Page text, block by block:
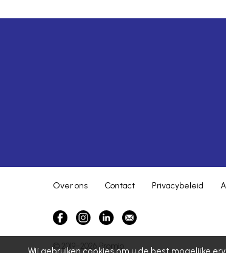
Over ons Contact Privacybeleid
© 2019–2026 Promio